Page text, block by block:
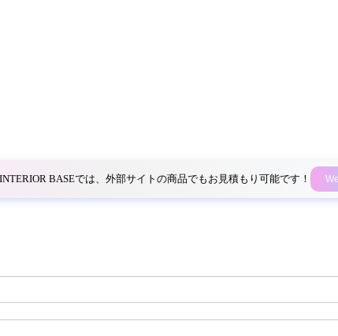
BASEでは、外部サイトの商品でもお見積もり可能です！